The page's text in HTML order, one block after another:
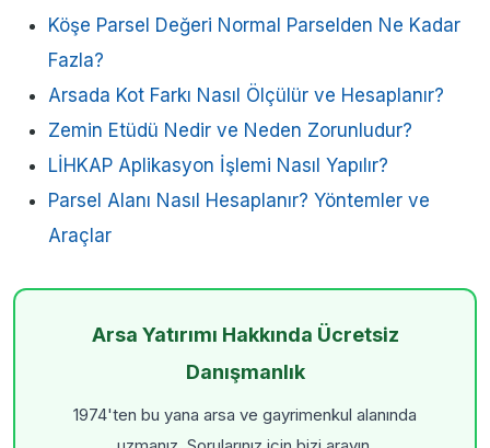
Köşe Parsel Değeri Normal Parselden Ne Kadar
Fazla?
Arsada Kot Farkı Nasıl Ölçülür ve Hesaplanır?
Zemin Etüdü Nedir ve Neden Zorunludur?
LİHKAP Aplikasyon İşlemi Nasıl Yapılır?
Parsel Alanı Nasıl Hesaplanır? Yöntemler ve
Araçlar
Arsa Yatırımı Hakkında Ücretsiz
Danışmanlık
1974'ten bu yana arsa ve gayrimenkul alanında